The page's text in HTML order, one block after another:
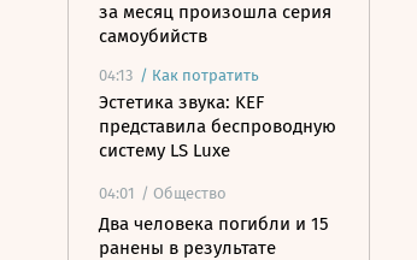
за месяц произошла серия
самоубийств
04:13 / Как потратить
Эстетика звука: KEF
представила беспроводную
систему LS Luxe
04:01 / Общество
Два человека погибли и 15
ранены в результате